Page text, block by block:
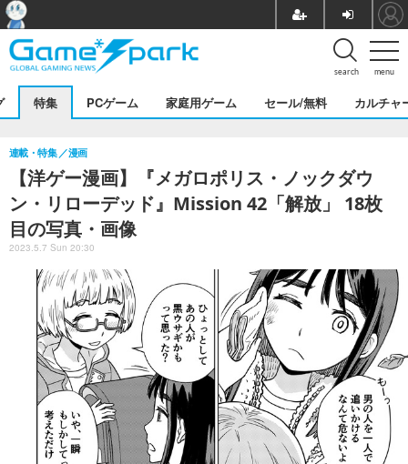
menu
search
特集 PCゲーム 家庭用ゲーム セール/無料 カルチャ
【洋ゲー漫画】『メガロポリス・ノックダウ
ン・リローデッド』Mission 42「解放」 18枚
目の写真・画像
連載・特集 漫画
2023.5.7 Sun 20:30